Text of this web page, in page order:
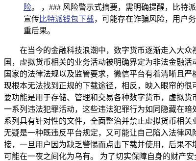
险。 ，### 风险警示式摘要，需明确提醒，比特
宣传比特派钱包下载，可能存在诈骗风险，用户
重后果。
在当今的金融科技浪潮中，数字货币逐渐走入大
国，虚拟货币相关的业务活动被明确界定为非法金融
国家的法律法规以及监管要求，微信平台有着清晰且
现根本无法找到正规的下载途径，相反，映入眼帘的
要功能是用于存储、管理和交易各种数字货币，虚拟
一系列违法犯罪活动，这些违法犯罪行为如同隐藏在
系列具有针对性的文件，全面整治并禁止虚拟货币相
无疑是一种既违反平台规定，又可能让自己陷入法律
接，一旦用户因为缺乏警惕而点击下载并使用，后果
可能在一夜之间化为乌有。 为了切实保障自身的财产